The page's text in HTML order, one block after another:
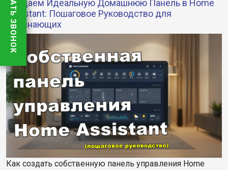
Создаем Идеальную Домашнюю Панель в Home
Assistant: Пошаговое Руководство для
Начинающих
Как создать собственную панель управления Home